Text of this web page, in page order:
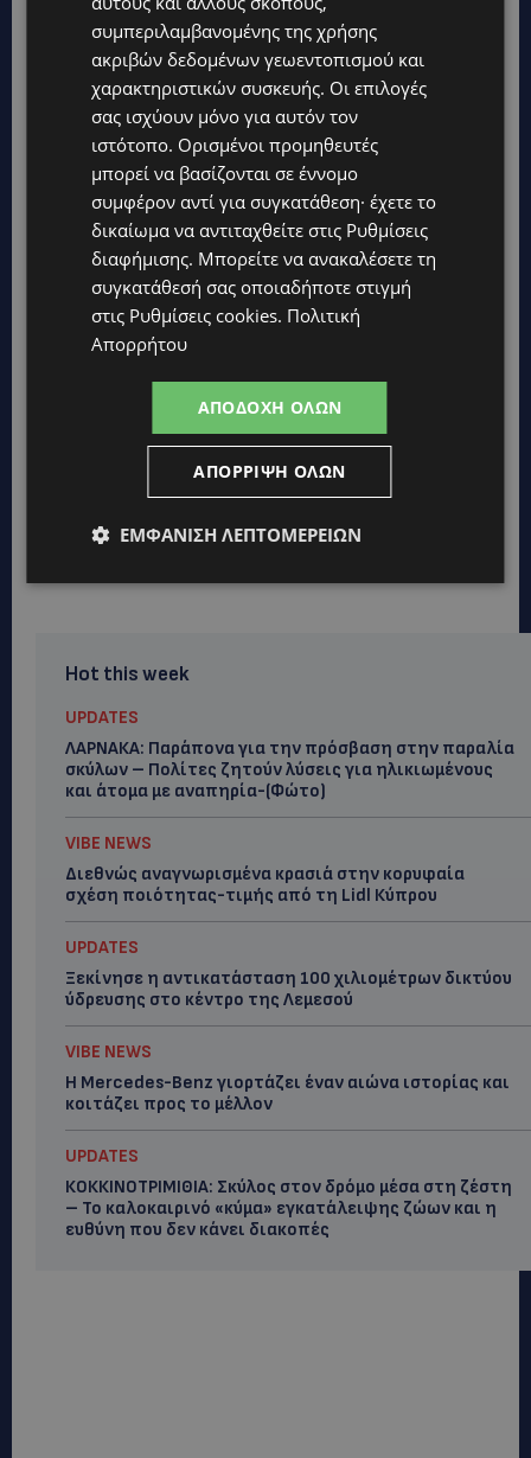
Hot this week
UPDATES
ΛΑΡΝΑΚΑ: Παράπονα για την πρόσβαση στην παραλία
σκύλων – Πολίτες ζητούν λύσεις για ηλικιωμένους
και άτομα με αναπηρία-(Φώτο)
VIBE NEWS
Διεθνώς αναγνωρισμένα κρασιά στην κορυφαία
σχέση ποιότητας-τιμής από τη Lidl Κύπρου
UPDATES
Ξεκίνησε η αντικατάσταση 100 χιλιομέτρων δικτύου
ύδρευσης στο κέντρο της Λεμεσού
VIBE NEWS
Η Mercedes-Benz γιορτάζει έναν αιώνα ιστορίας και
κοιτάζει προς το μέλλον
UPDATES
ΚΟΚΚΙΝΟΤΡΙΜΙΘΙΑ: Σκύλος στον δρόμο μέσα στη ζέστη
– Το καλοκαιρινό «κύμα» εγκατάλειψης ζώων και η
ευθύνη που δεν κάνει διακοπές
συμπεριλαμβανομένης της χρήσης
ακριβών δεδομένων γεωεντοπισμού και
χαρακτηριστικών συσκευής. Οι επιλογές
σας ισχύουν μόνο για αυτόν τον
ιστότοπο. Ορισμένοι προμηθευτές
μπορεί να βασίζονται σε έννομο
συμφέρον αντί για συγκατάθεση· έχετε το
δικαίωμα να αντιταχθείτε στις Ρυθμίσεις
διαφήμισης. Μπορείτε να ανακαλέσετε τη
συγκατάθεσή σας οποιαδήποτε στιγμή
στις Ρυθμίσεις cookies. Πολιτική
Απορρήτου
ΑΠΟΔΟΧΉ ΌΛΩΝ
ΑΠΌΡΡΙΨΗ ΌΛΩΝ
ΕΜΦΆΝΙΣΗ ΛΕΠΤΟΜΕΡΕΙΏΝ